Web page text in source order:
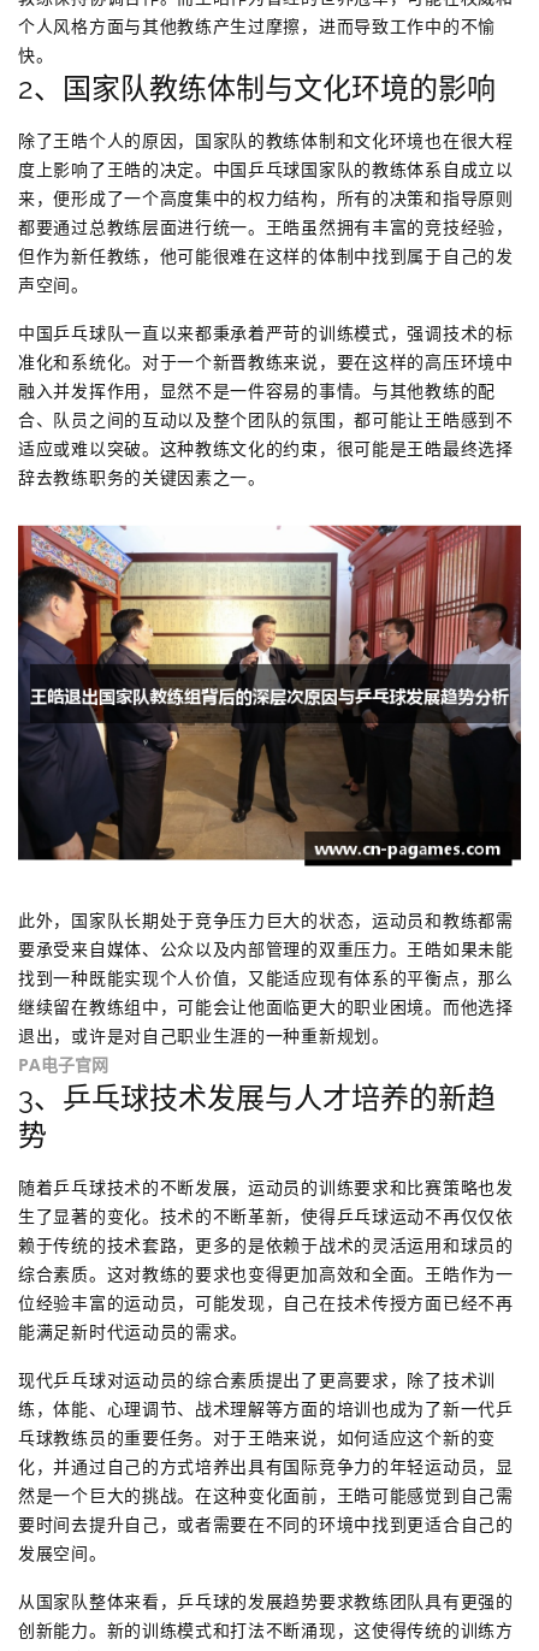
个人风格方面与其他教练产生过摩擦，进而导致工作中的不愉
快。
2、国家队教练体制与文化环境的影响
除了王皓个人的原因，国家队的教练体制和文化环境也在很大程
度上影响了王皓的决定。中国乒乓球国家队的教练体系自成立以
来，便形成了一个高度集中的权力结构，所有的决策和指导原则
都要通过总教练层面进行统一。王皓虽然拥有丰富的竞技经验，
但作为新任教练，他可能很难在这样的体制中找到属于自己的发
声空间。
中国乒乓球队一直以来都秉承着严苛的训练模式，强调技术的标
准化和系统化。对于一个新晋教练来说，要在这样的高压环境中
融入并发挥作用，显然不是一件容易的事情。与其他教练的配
合、队员之间的互动以及整个团队的氛围，都可能让王皓感到不
适应或难以突破。这种教练文化的约束，很可能是王皓最终选择
辞去教练职务的关键因素之一。
此外，国家队长期处于竞争压力巨大的状态，运动员和教练都需
要承受来自媒体、公众以及内部管理的双重压力。王皓如果未能
找到一种既能实现个人价值，又能适应现有体系的平衡点，那么
继续留在教练组中，可能会让他面临更大的职业困境。而他选择
退出，或许是对自己职业生涯的一种重新规划。
PA电子官网
3、乒乓球技术发展与人才培养的新趋
势
随着乒乓球技术的不断发展，运动员的训练要求和比赛策略也发
生了显著的变化。技术的不断革新，使得乒乓球运动不再仅仅依
赖于传统的技术套路，更多的是依赖于战术的灵活运用和球员的
综合素质。这对教练的要求也变得更加高效和全面。王皓作为一
位经验丰富的运动员，可能发现，自己在技术传授方面已经不再
能满足新时代运动员的需求。
现代乒乓球对运动员的综合素质提出了更高要求，除了技术训
练，体能、心理调节、战术理解等方面的培训也成为了新一代乒
乓球教练员的重要任务。对于王皓来说，如何适应这个新的变
化，并通过自己的方式培养出具有国际竞争力的年轻运动员，显
然是一个巨大的挑战。在这种变化面前，王皓可能感觉到自己需
要时间去提升自己，或者需要在不同的环境中找到更适合自己的
发展空间。
从国家队整体来看，乒乓球的发展趋势要求教练团队具有更强的
创新能力。新的训练模式和打法不断涌现，这使得传统的训练方